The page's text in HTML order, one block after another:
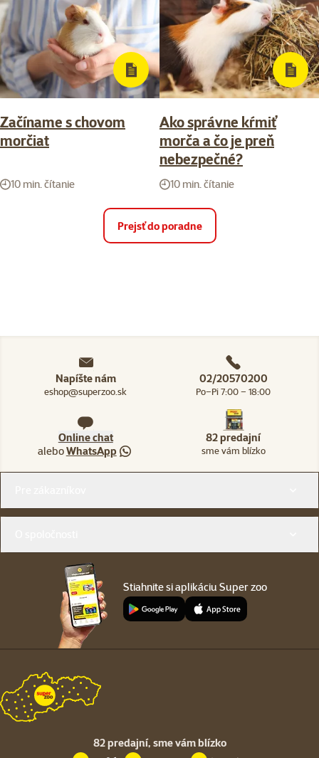
Začíname s chovom
morčiat
10 min. čítanie
Ako správne kŕmiť
morča a čo je preň
nebezpečné?
10 min. čítanie
Prejsť do poradne
Napíšte nám
eshop@superzoo.sk
02/20570200
Po–Pi 7:00 – 18:00
Online chat
aleboWhatsApp
82 predajní
sme vám blízko
Stiahnite si aplikáciu Super zoo
82 predajní, sme vám blízko